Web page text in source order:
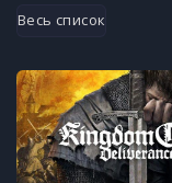
Весь список